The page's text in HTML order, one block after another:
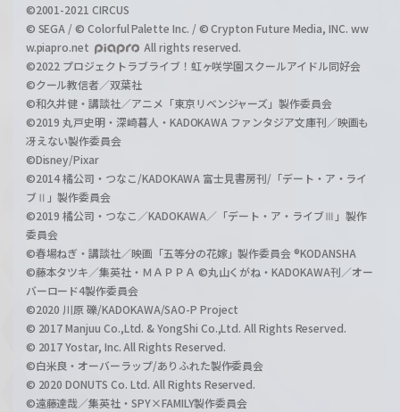
©2001-2021 CIRCUS
© SEGA / © Colorful Palette Inc. / © Crypton Future Media, INC. ww
w.piapro.net
All rights reserved.
©2022 プロジェクトラブライブ！虹ヶ咲学園スクールアイドル同好会
©クール教信者／双葉社
©和久井健・講談社／アニメ「東京リベンジャーズ」製作委員会
©2019 丸戸史明・深崎暮人・KADOKAWA ファンタジア文庫刊／映画も
冴えない製作委員会
©Disney/Pixar
©2014 橘公司・つなこ/KADOKAWA 富士見書房刊/「デート・ア・ライ
ブⅡ」製作委員会
©2019 橘公司・つなこ／KADOKAWA／「デート・ア・ライブⅢ」製作
委員会
©春場ねぎ・講談社／映画「五等分の花嫁」製作委員会 ®KODANSHA
©藤本タツキ／集英社・ＭＡＰＰＡ ©丸山くがね・KADOKAWA刊／オー
バーロード4製作委員会
©2020 川原 礫/KADOKAWA/SAO-P Project
© 2017 Manjuu Co.,Ltd. & YongShi Co.,Ltd. All Rights Reserved.
© 2017 Yostar, Inc. All Rights Reserved.
©白米良・オーバーラップ/ありふれた製作委員会
© 2020 DONUTS Co. Ltd. All Rights Reserved.
©遠藤達哉／集英社・SPY×FAMILY製作委員会